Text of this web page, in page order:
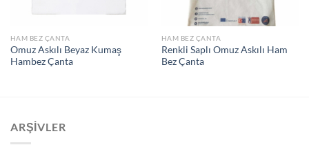
HAM BEZ ÇANTA
Omuz Askılı Beyaz Kumaş
Hambez Çanta
HAM BEZ ÇANTA
Renkli Saplı Omuz Askılı Ham
Bez Çanta
ARŞIVLER